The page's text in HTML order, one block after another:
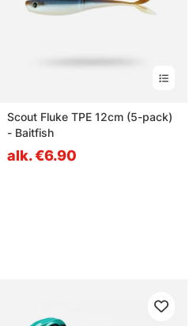
Scout Fluke TPE 12cm (5-pack)
- Baitfish
alk. €6.90